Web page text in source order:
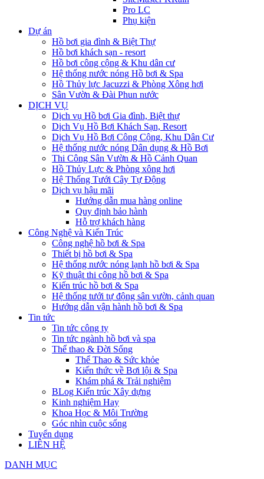
Pro LC
Phụ kiện
Dự án
Hồ bơi gia đình & Biệt Thự
Hồ bơi khách sạn - resort
Hồ bơi công cộng & Khu dân cư
Hệ thống nước nóng Hồ bơi & Spa
Hồ Thủy lực Jacuzzi & Phòng Xông hơi
Sân Vườn & Đài Phun nước
DỊCH VỤ
Dịch vụ Hồ bơi Gia đình, Biệt thự
Dịch Vụ Hồ Bơi Khách Sạn, Resort
Dịch Vụ Hồ Bơi Công Cộng, Khu Dân Cư
Hệ thống nước nóng Dân dụng & Hồ Bơi
Thi Công Sân Vườn & Hồ Cảnh Quan
Hồ Thủy Lực & Phòng xông hơi
Hệ Thống Tưới Cây Tự Động
Dịch vụ hậu mãi
Hướng dẫn mua hàng online
Quy định bảo hành
Hỗ trợ khách hàng
Công Nghệ và Kiến Trúc
Công nghệ hồ bơi & Spa
Thiết bị hồ bơi & Spa
Hệ thống nước nóng lạnh hồ bơi & Spa
Kỹ thuật thi công hồ bơi & Spa
Kiến trúc hồ bơi & Spa
Hệ thống tưới tự động sân vườn, cảnh quan
Hướng dẫn vận hành hồ bơi & Spa
Tin tức
Tin tức công ty
Tin tức ngành hồ bơi và spa
Thể thao & Đời Sống
Thể Thao & Sức khỏe
Kiến thức về Bơi lội & Spa
Khám phá & Trải nghiệm
BLog Kiến trúc Xây dựng
Kinh nghiệm Hay
Khoa Học & Môi Trường
Góc nhìn cuộc sống
Tuyển dụng
LIÊN HỆ
DANH MỤC